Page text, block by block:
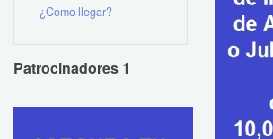
¿Como llegar?
Patrocinadores 1